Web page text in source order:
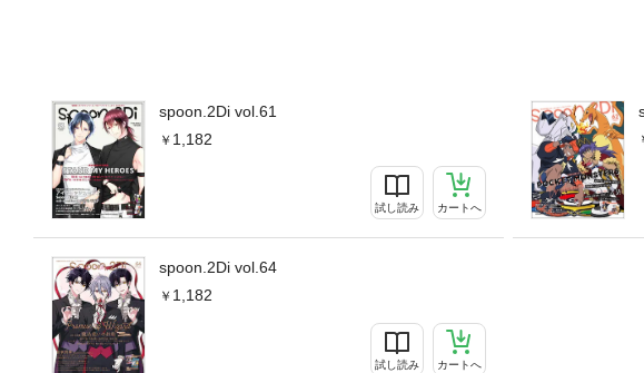
spoon.2Di vol.61
1,182
試し読み カートへ
spoon.2Di vol.64
1,182
試し読み カートへ